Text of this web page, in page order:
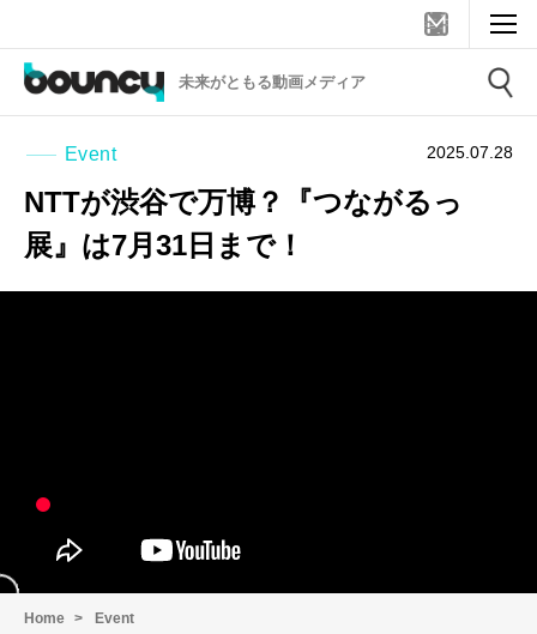
未来がともる動画メディア
Event 2025.07.28
NTTが渋谷で万博？『つながるっ
展』は7月31日まで！
Home Event